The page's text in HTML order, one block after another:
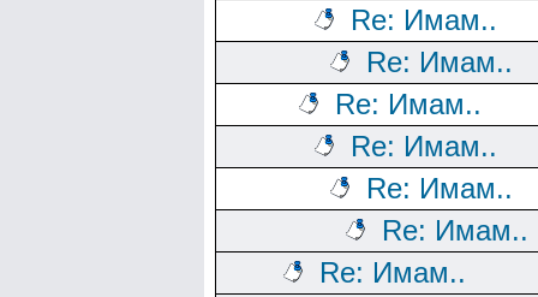
Re: Имам..
Re: Имам..
Re: Имам..
Re: Имам..
Re: Имам..
Re: Имам..
Re: Имам..